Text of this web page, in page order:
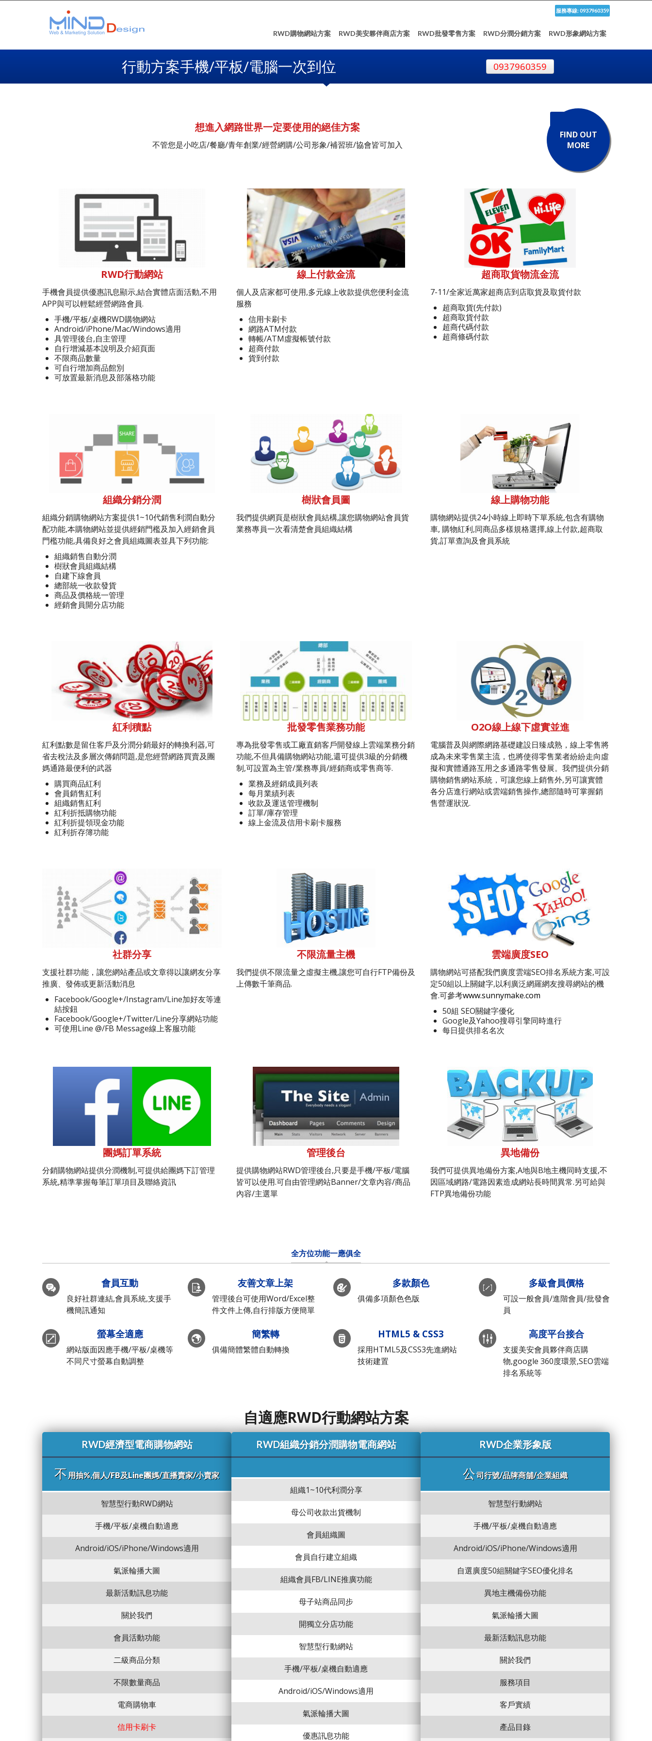
服務專線: 0937960359
RWD購物網站方案 RWD美安夥伴商店方案 RWD批發零售方案 RWD分潤分銷方案 RWD形象網站方案
行動方案手機/平板/電腦一次到位 0937960359
想進入網路世界一定要使用的絕佳方案
不管您是小吃店/餐廳/青年創業/經營網購/公司形象/補習班/協會皆可加入
FIND OUT
MORE
RWD行動網站
手機會員提供優惠訊息顯示,結合實體店面活動,不用
APP與可以輕鬆經營網路會員.
手機/平板/桌機RWD購物網站
Android/iPhone/Mac/Windows適用
具管理後台,自主管理
自行增減基本說明及介紹頁面
不限商品數量
可自行增加商品館別
可放置最新消息及部落格功能
線上付款金流
個人及店家都可使用,多元線上收款提供您便利金流
服務
信用卡刷卡
網路ATM付款
轉帳/ATM虛擬帳號付款
超商付款
貨到付款
超商取貨物流金流
7-11/全家近萬家超商店到店取貨及取貨付款
超商取貨(先付款)
超商取貨付款
超商代碼付款
超商條碼付款
組織分銷分潤
組織分銷購物網站方案提供1~10代銷售利潤自動分
配功能,本購物網站並提供經銷門檻及加入經銷會員
門檻功能,具備良好之會員組織圖表並具下列功能:
組織銷售自動分潤
樹狀會員組織結構
自建下線會員
總部統一收款發貨
商品及價格統一管理
經銷會員開分店功能
樹狀會員圖
我們提供網頁是樹狀會員結構,讓您購物網站會員貨
業務專員一次看清楚會員組織結構
線上購物功能
購物網站提供24小時線上即時下單系統,包含有購物
車, 購物紅利,同商品多樣規格選擇,線上付款,超商取
貨,訂單查詢及會員系統
紅利積點
紅利點數是留住客戶及分潤分銷最好的轉換利器,可
省去稅法及多層次傳銷問題,是您經營網路買賣及團
媽通路最便利的武器
購買商品紅利
會員銷售紅利
組織銷售紅利
紅利折抵購物功能
紅利折提領現金功能
紅利折存簿功能
批發零售業務功能
專為批發零售或工廠直銷客戶開發線上雲端業務分銷
功能,不但具備購物網站功能,還可提供3級的分銷機
制,可設置為主管/業務專員/經銷商或零售商等.
業務及經銷成員列表
每月業績列表
收款及運送管理機制
訂單/庫存管理
線上金流及信用卡刷卡服務
O2O線上線下虛實並進
電腦普及與網際網路基礎建設日臻成熟，線上零售將
成為未來零售業主流，也將使得零售業者紛紛走向虛
擬和實體通路互用之多通路零售發展。我們提供分銷
購物銷售網站系統，可讓您線上銷售外,另可讓實體
各分店進行網站或雲端銷售操作,總部隨時可掌握銷
售營運狀況.
社群分享
支援社群功能，讓您網站產品或文章得以讓網友分享
推廣、發佈或更新活動消息
Facebook/Google+/Instagram/Line加好友等連
結按鈕
Facebook/Google+/Twitter/Line分享網站功能
可使用Line @/FB Message線上客服功能
不限流量主機
我們提供不限流量之虛擬主機,讓您可自行FTP備份及
上傳數千筆商品.
雲端廣度SEO
購物網站可搭配我們廣度雲端SEO排名系統方案,可設
定50組以上關鍵字,以利廣泛網羅網友搜尋網站的機
會.可參考www.sunnymake.com
50組 SEO關鍵字優化
Google及Yahoo搜尋引擎同時進行
每日提供排名名次
團媽訂單系統
分銷購物網站提供分潤機制,可提供給團媽下訂管理
系統,精準掌握每筆訂單項目及聯絡資訊
管理後台
提供購物網站RWD管理後台,只要是手機/平板/電腦
皆可以使用.可自由管理網站Banner/文章內容/商品
內容/主選單
異地備份
我們可提供異地備份方案,A地與B地主機同時支援,不
因區域網路/電路因素造成網站長時間異常.另可給與
FTP異地備份功能
全方位功能一應俱全
會員互動
良好社群連結,會員系統,支援手
機簡訊通知
螢幕全適應
網站版面因應手機/平板/桌機等
不同尺寸螢幕自動調整
友善文章上架
管理後台可使用Word/Excel整
件文件上傳,自行排版方便簡單
簡繁轉
俱備簡體繁體自動轉換
多款顏色
俱備多項顏色色版
HTML5 & CSS3
採用HTML5及CSS3先進網站
技術建置
多級會員價格
可設一般會員/進階會員/批發會
員
高度平台接合
支援美安會員夥伴商店購
物,google 360度環景,SEO雲端
排名系統等
自適應RWD行動網站方案
RWD經濟型電商購物網站
不 用抽%,個人/FB及Line團媽/直播賣家/小賣家
智慧型行動RWD網站
手機/平板/桌機自動適應
Android/iOS/iPhone/Windows適用
氣派輪播大圖
最新活動訊息功能
關於我們
會員活動功能
二級商品分類
不限數量商品
電商購物車
信用卡刷卡
RWD組織分銷分潤購物電商網站
組織1~10代利潤分享
母公司收款出貨機制
會員組織圖
會員自行建立組織
組織會員FB/LINE推廣功能
母子站商品同步
開獨立分店功能
智慧型行動網站
手機/平板/桌機自動適應
Android/iOS/Windows適用
氣派輪播大圖
優惠訊息功能
RWD企業形象版
公司行號/品牌商舖/企業組織
智慧型行動網站
手機/平板/桌機自動適應
Android/iOS/iPhone/Windows適用
自選廣度50組關鍵字SEO優化排名
異地主機備份功能
氣派輪播大圖
最新活動訊息功能
關於我們
服務項目
客戶實績
產品目錄